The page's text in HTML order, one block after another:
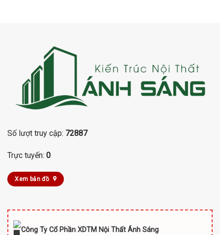
Số lượt truy cập: 72887
Trực tuyến: 0
Xem bản đồ
Công Ty Cổ Phần XDTM Nội Thất Ánh Sáng